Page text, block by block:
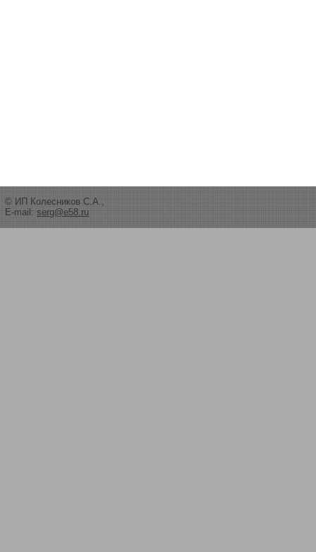
© ИП Колесников С.А.,
E-mail: serg@e58.ru